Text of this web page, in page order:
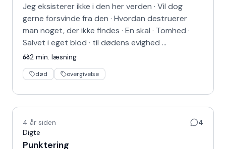
Jeg eksisterer ikke i den her verden · Vil dog
gerne forsvinde fra den · Hvordan destruerer
man noget, der ikke findes · En skal · Tomhed ·
Salvet i eget blod · til dødens evighed …
2 min. læsning
død overgivelse
4 år siden
4
Digte
Punktering